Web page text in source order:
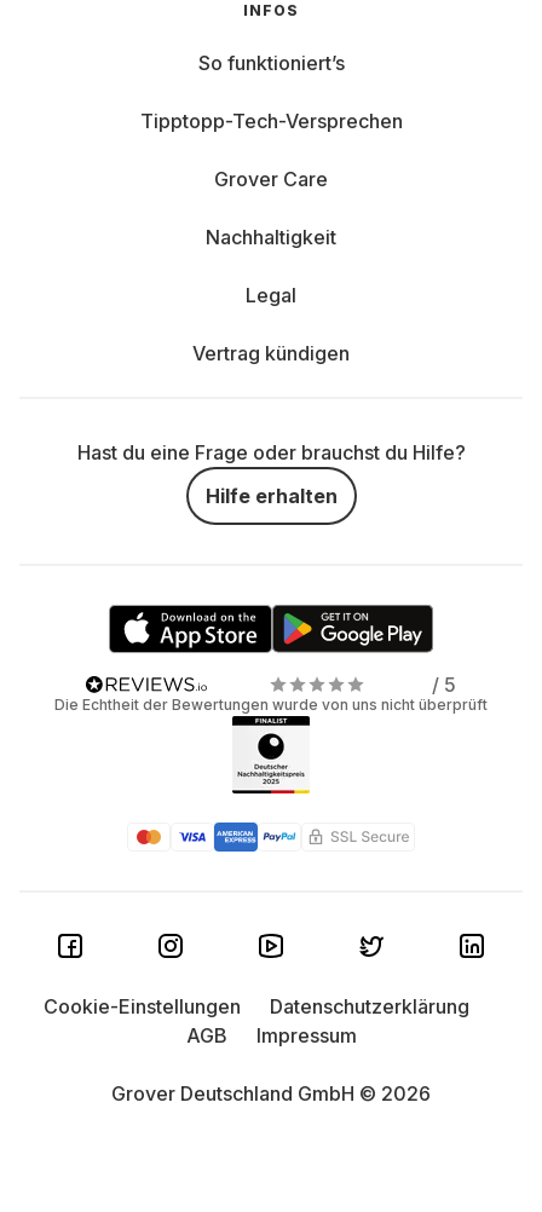
INFOS
So funktioniert’s
Tipptopp-Tech-Versprechen
Grover Care
Nachhaltigkeit
Legal
Vertrag kündigen
Hast du eine Frage oder brauchst du Hilfe?
Hilfe erhalten
/ 5
Die Echtheit der Bewertungen wurde von uns nicht überprüft
Grover Deutschland GmbH © 2026
Cookie-Einstellungen
Datenschutzerklärung
AGB
Impressum